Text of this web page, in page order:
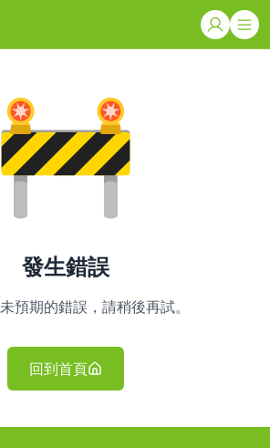
發生錯誤
預期的錯誤，請稍後再試。
回到首頁